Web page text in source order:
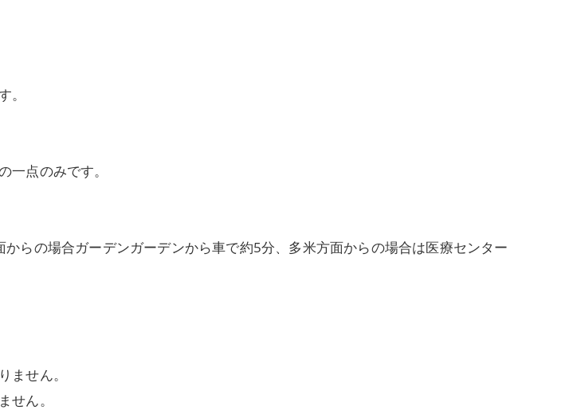
。
点のみです。
らの場合ガーデンガーデンから車で約5分、多米方面からの場合は医療センター
ません。
せん。